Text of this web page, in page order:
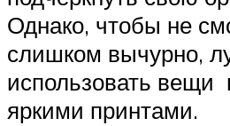
Однако, чтобы не
слишком вычурно,
использовать вещи
яркими принтами.